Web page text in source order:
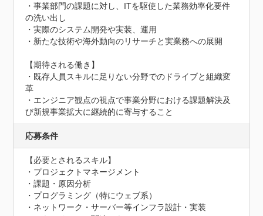
・事業部門の課題に対し、ITを駆使した業務効率化要件
の洗い出し
・実際のシステム開発や実装、運用
・新たな技術や海外動向のリサーチと実業務への展開
【期待される働き】
・既存人員スキルに足りない分野でのドライブと組織変
革
・エンジニア観点の視点で事業分野における課題解決及
び新規事業拡大に継続的に寄与すること
応募条件
【必要とされるスキル】
・プロジェクトマネージメント
・課題・原因分析
・プログラミング（特にウェブ系）
・ネットワーク・サーバー等インフラ設計・実装